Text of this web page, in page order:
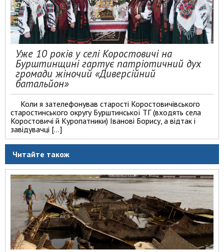
Уже 10 років у селі Коростовичі на
Бурштинщині гартує патріотичний дух
громади жіночий «Диверсійний
батальйон»
Коли я зателефонував старості Коростовичівського
старостинського округу Бурштинської ТГ (входять села
Коростовичі й Куропатники) Іванові Борису, а відтак і
завідувачці […]
Читайте також